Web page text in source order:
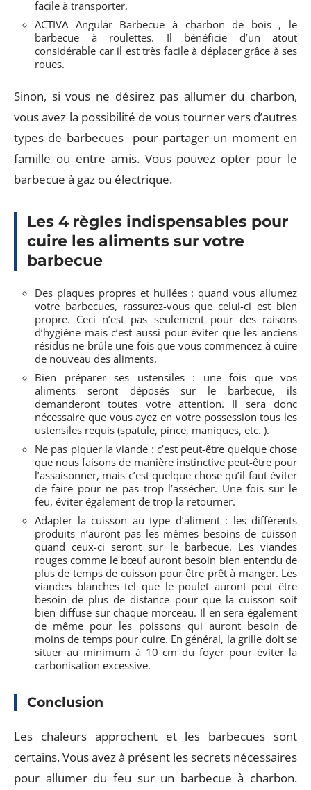
facile à transporter.
ACTIVA Angular Barbecue à charbon de bois , le
barbecue à roulettes. Il bénéficie d’un atout
considérable car il est très facile à déplacer grâce à ses
roues.
Sinon, si vous ne désirez pas allumer du charbon,
vous avez la possibilité de vous tourner vers d’autres
types de barbecues pour partager un moment en
famille ou entre amis. Vous pouvez opter pour le
barbecue à gaz ou électrique.
Les 4 règles indispensables pour
cuire les aliments sur votre
barbecue
Des plaques propres et huilées : quand vous allumez
votre barbecues, rassurez-vous que celui-ci est bien
propre. Ceci n’est pas seulement pour des raisons
d’hygiène mais c’est aussi pour éviter que les anciens
résidus ne brûle une fois que vous commencez à cuire
de nouveau des aliments.
Bien préparer ses ustensiles : une fois que vos
aliments seront déposés sur le barbecue, ils
demanderont toutes votre attention. Il sera donc
nécessaire que vous ayez en votre possession tous les
ustensiles requis (spatule, pince, maniques, etc. ).
Ne pas piquer la viande : c’est peut-être quelque chose
que nous faisons de manière instinctive peut-être pour
l’assaisonner, mais c’est quelque chose qu’il faut éviter
de faire pour ne pas trop l’assécher. Une fois sur le
feu, éviter également de trop la retourner.
Adapter la cuisson au type d’aliment : les différents
produits n’auront pas les mêmes besoins de cuisson
quand ceux-ci seront sur le barbecue. Les viandes
rouges comme le bœuf auront besoin bien entendu de
plus de temps de cuisson pour être prêt à manger. Les
viandes blanches tel que le poulet auront peut être
besoin de plus de distance pour que la cuisson soit
bien diffuse sur chaque morceau. Il en sera également
de même pour les poissons qui auront besoin de
moins de temps pour cuire. En général, la grille doit se
situer au minimum à 10 cm du foyer pour éviter la
carbonisation excessive.
Conclusion
Les chaleurs approchent et les barbecues sont
certains. Vous avez à présent les secrets nécessaires
pour allumer du feu sur un barbecue à charbon.